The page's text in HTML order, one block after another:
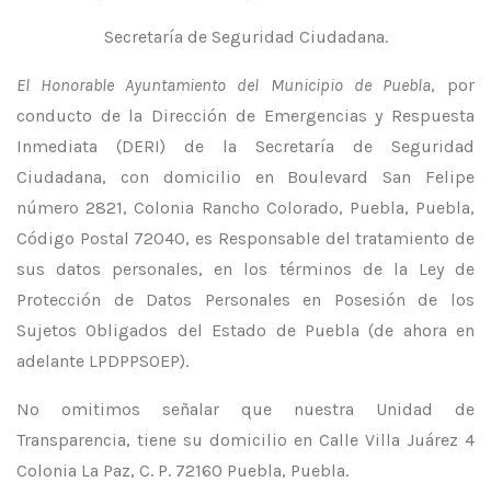
Secretaría de Seguridad Ciudadana.
El Honorable Ayuntamiento del Municipio de Puebla, por
conducto de la Dirección de Emergencias y Respuesta
Inmediata (DERI) de la Secretaría de Seguridad
Ciudadana, con domicilio en Boulevard San Felipe
número 2821, Colonia Rancho Colorado, Puebla, Puebla,
Código Postal 72040, es Responsable del tratamiento de
sus datos personales, en los términos de la Ley de
Protección de Datos Personales en Posesión de los
Sujetos Obligados del Estado de Puebla (de ahora en
adelante LPDPPSOEP).
No omitimos señalar que nuestra Unidad de
Transparencia, tiene su domicilio en Calle Villa Juárez 4
Colonia La Paz, C. P. 72160 Puebla, Puebla.